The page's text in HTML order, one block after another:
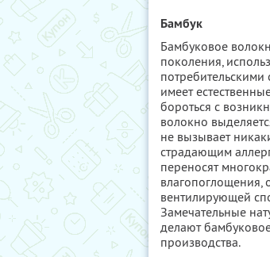
Бамбук
Бамбуковое
поколения,
имеет
бороться с
волокно
не вызывает
страдающим
переносят
влагопоглощения,
вентилирующей
Замечательные
делают
производства.